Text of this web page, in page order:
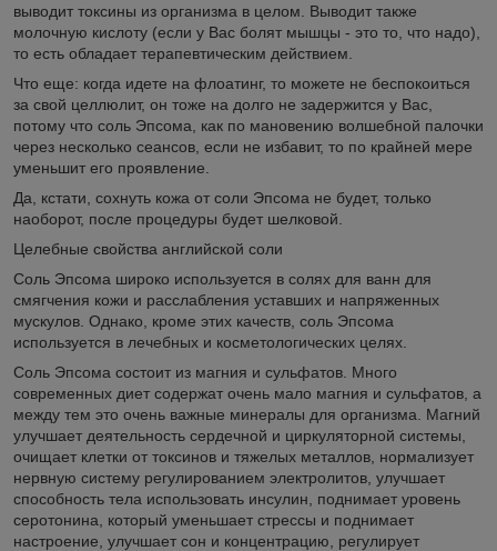
выводит токсины из организма в целом. Выводит также
молочную кислоту (если у Вас болят мышцы - это то, что надо),
то есть обладает терапевтическим действием.
Что еще: когда идете на флоатинг, то можете не беспокоиться
за свой целлюлит, он тоже на долго не задержится у Вас,
потому что соль Эпсома, как по мановению волшебной палочки
через несколько сеансов, если не избавит, то по крайней мере
уменьшит его проявление.
Да, кстати, сохнуть кожа от соли Эпсома не будет, только
наоборот, после процедуры будет шелковой.
Целебные свойства английской соли
Соль Эпсома широко используется в солях для ванн для
смягчения кожи и расслабления уставших и напряженных
мускулов. Однако, кроме этих качеств, соль Эпсома
используется в лечебных и косметологических целях.
Соль Эпсома состоит из магния и сульфатов. Много
современных диет содержат очень мало магния и сульфатов, а
между тем это очень важные минералы для организма. Магний
улучшает деятельность сердечной и циркуляторной системы,
очищает клетки от токсинов и тяжелых металлов, нормализует
нервную систему регулированием электролитов, улучшает
способность тела использовать инсулин, поднимает уровень
серотонина, который уменьшает стрессы и поднимает
настроение, улучшает сон и концентрацию, регулирует